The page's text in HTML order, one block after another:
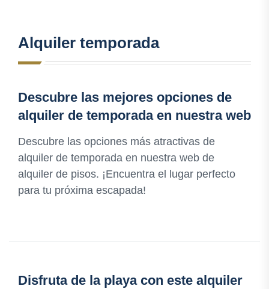
Alquiler temporada
Descubre las mejores opciones de
alquiler de temporada en nuestra web
Descubre las opciones más atractivas de
alquiler de temporada en nuestra web de
alquiler de pisos. ¡Encuentra el lugar perfecto
para tu próxima escapada!
Disfruta de la playa con este alquiler